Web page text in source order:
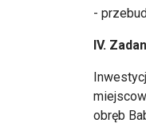
-
IV.
obręb